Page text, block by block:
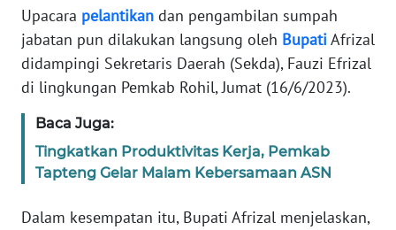
Upacara pelantikan dan pengambilan sumpah
jabatan pun dilakukan langsung oleh BupatiAfrizal
didampingi Sekretaris Daerah (Sekda), Fauzi Efrizal
di lingkungan Pemkab Rohil, Jumat (16/6/2023).
Baca Juga:
Tingkatkan Produktivitas Kerja, Pemkab
Tapteng Gelar Malam Kebersamaan ASN
Dalam kesempatan itu, Bupati Afrizal menjelaskan,
SIBER
REDAKSI
KARIR
DISCLAIMER
Wahana